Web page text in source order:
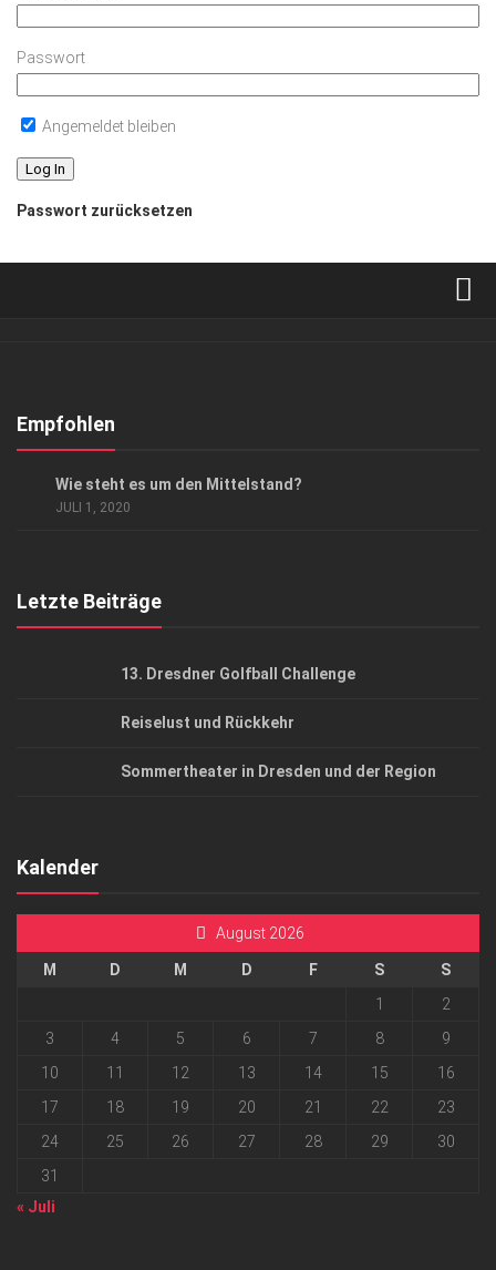
Passwort
Angemeldet bleiben
Passwort zurücksetzen
Kontakt, Impressum
Empfohlen
Wie steht es um den Mittelstand?
JULI 1, 2020
Letzte Beiträge
13. Dresdner Golfball Challenge
Reiselust und Rückkehr
Sommertheater in Dresden und der Region
Kalender
August 2026
M D M D F S
S
1
2
3
4 5 6 7 8
9
10
11 12 13 14 15
16
17
18 19 20 21 22
23
24
25 26 27 28 29
30
31
« Juli